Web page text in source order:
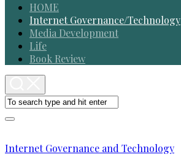
HOME
Current
Page
Parent
Internet Governance/Technology
Media Development
Life
Book Review
Internet Governance and Technology